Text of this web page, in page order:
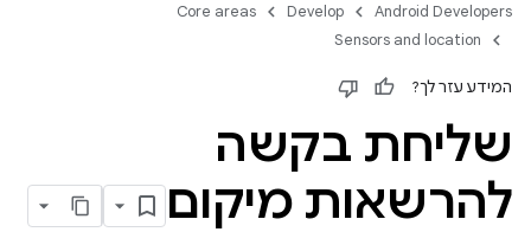
Android Developers
Develop
Core areas
Sensors and location
המידע עזר לך?
שליחת בקשה
להרשאות מיקום